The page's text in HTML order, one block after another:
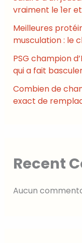
vraiment le 1er et
Meilleures
musculation : le
PSG champion
qui a fait
Combien de
exact de
Recent
Aucun